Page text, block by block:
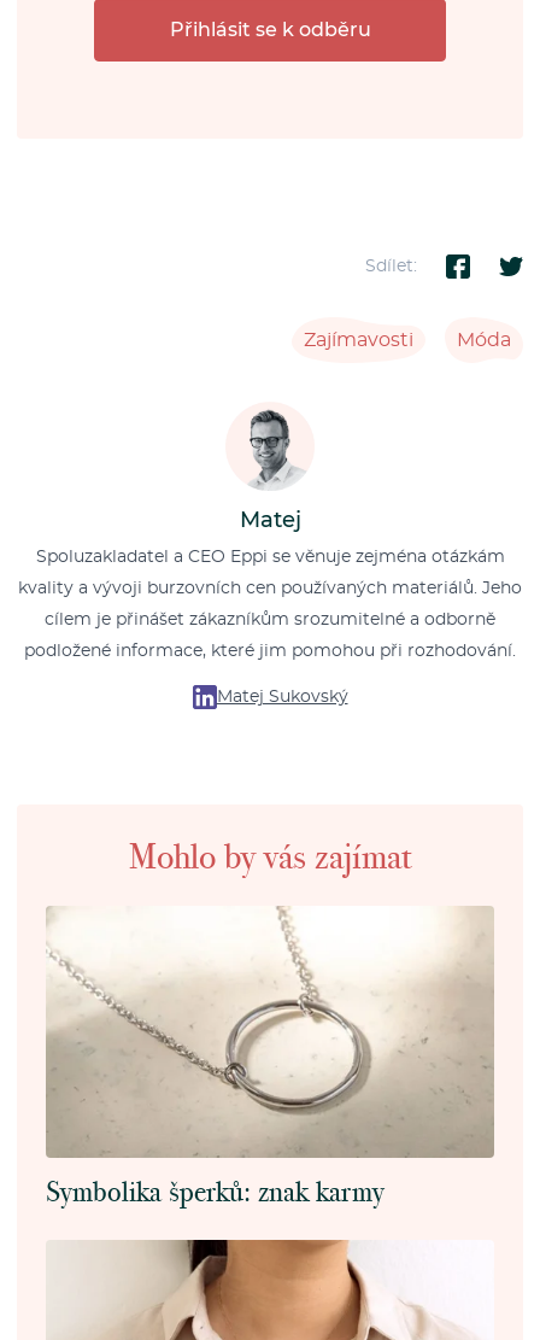
Přihlásit se k odběru
Sdílet:
Zajímavosti Móda
Matej
Spoluzakladatel a CEO Eppi se věnuje zejména otázkám
kvality a vývoji burzovních cen používaných materiálů. Jeho
cílem je přinášet zákazníkům srozumitelné a odborně
podložené informace, které jim pomohou při rozhodování.
Matej Sukovský
Mohlo by vás zajímat
Symbolika šperků: znak karmy